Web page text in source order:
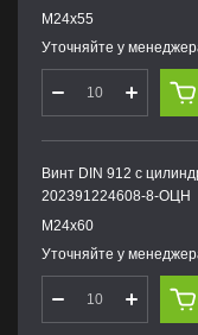
М24х55
Уточняйте у
Винт DIN 912 с
202391224608-8-ОЦН
М24х60
Уточняйте у